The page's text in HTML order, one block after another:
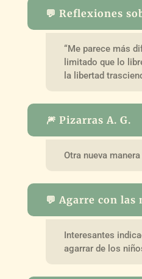
💬 Reflexiones
“Me parece más
limitado que lo
la libertad
🎆 Pizarras A. G.
Otra nueva
💬 Agarre con las
Interesantes
agarrar de los